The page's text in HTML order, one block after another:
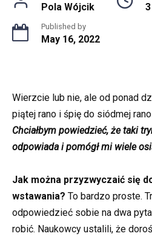
Pola Wójcik
Published by
May 16, 2022
Wierzcie lub nie, ale od ponad
piątej rano i śpię do siódmej
Chciałbym powiedzieć, że taki
odpowiada i pomógł mi wiele
Jak można przyzwyczaić się
wstawania? To bardzo proste.
odpowiedzieć sobie na dwa
robić. Naukowcy ustalili, że